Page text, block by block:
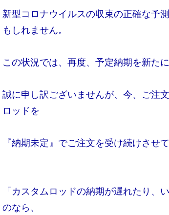
新型コロナウイルスの収束の正確な予
もしれません。
この状況では、再度、予定納期を新た
誠に申し訳ございませんが、今、ご注
ロッドを
『納期未定』でご注文を受け続けさせ
「カスタムロッドの納期が遅れたり、
のなら、